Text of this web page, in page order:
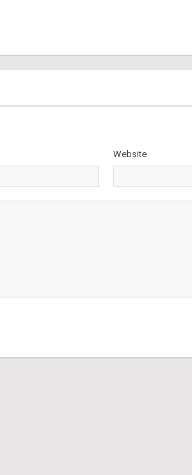
Website